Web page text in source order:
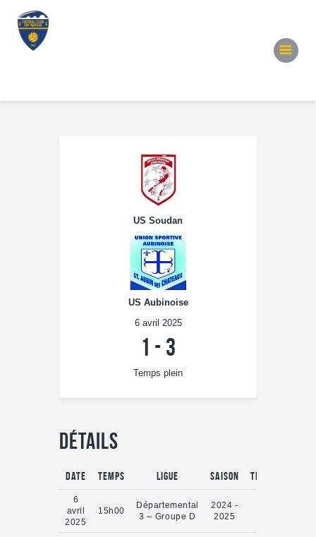
US Soudan
US Aubinoise
6 avril 2025
1 - 3
Temps plein
Détails
Date Temps Ligue Saison Temps plein
6
avril
2025
15h00
Départemental
3 – Groupe D
2024 -
2025